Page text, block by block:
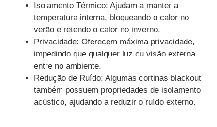
Isolamento Térmico: Ajudam a manter a
temperatura interna, bloqueando o calor no
verão e retendo o calor no inverno.
Privacidade: Oferecem máxima privacidade,
impedindo que qualquer luz ou visão externa
entre no ambiente.
Redução de Ruído: Algumas cortinas blackout
também possuem propriedades de isolamento
acústico, ajudando a reduzir o ruído externo.